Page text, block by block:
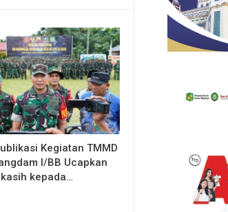
Kegiatan TMMD
I/BB Ucapkan
kepada…